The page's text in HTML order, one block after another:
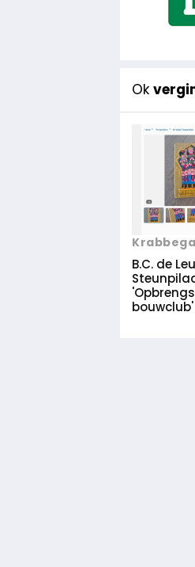
Ok
B.C. de
bouwclub'